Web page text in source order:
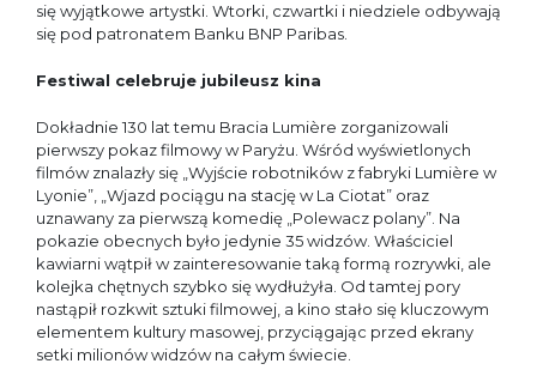
się wyjątkowe artystki. Wtorki, czwartki i niedziele odbywają
się pod patronatem Banku BNP Paribas.
Festiwal celebruje jubileusz kina
Dokładnie 130 lat temu Bracia Lumière zorganizowali
pierwszy pokaz filmowy w Paryżu. Wśród wyświetlonych
filmów znalazły się „Wyjście robotników z fabryki Lumière w
Lyonie”, „Wjazd pociągu na stację w La Ciotat” oraz
uznawany za pierwszą komedię „Polewacz polany”. Na
pokazie obecnych było jedynie 35 widzów. Właściciel
kawiarni wątpił w zainteresowanie taką formą rozrywki, ale
kolejka chętnych szybko się wydłużyła. Od tamtej pory
nastąpił rozkwit sztuki filmowej, a kino stało się kluczowym
elementem kultury masowej, przyciągając przed ekrany
setki milionów widzów na całym świecie.